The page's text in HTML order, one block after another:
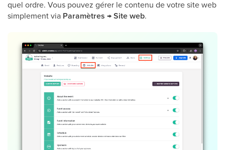
quel ordre. Vous pouvez gérer le contenu de votre site web
simplement via Paramètres → Site web.